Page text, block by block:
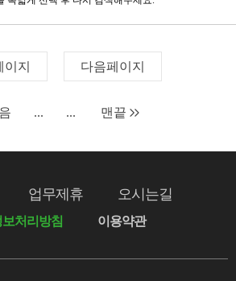
지 다음페이지
... ... 맨끝
업무제휴 오시는길
처리방침 이용약관